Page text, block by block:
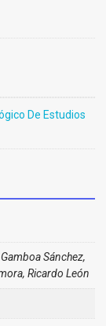
De Estudios
Sánchez,
Ricardo León